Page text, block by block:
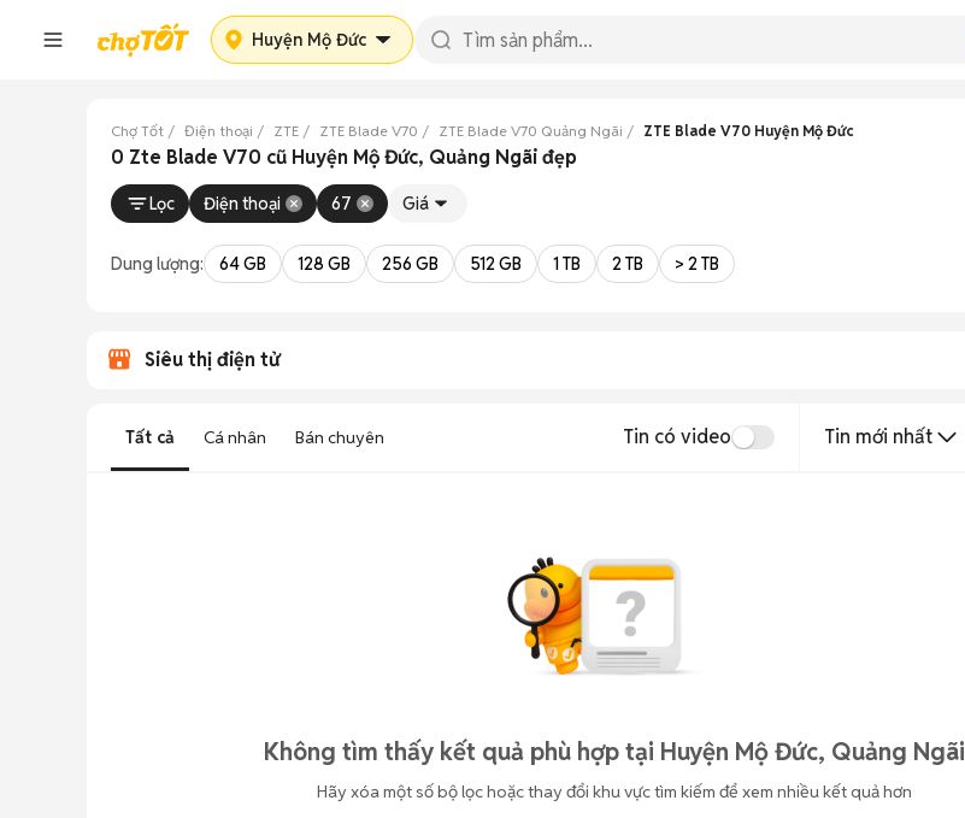
Huyện Mộ Đức
Chợ Tốt Điện thoại ZTE ZTE Blade V70 ZTE Blade V70 Quảng Ngãi ZTE Blade V70 Huyện Mộ Đức
0 Zte Blade V70 cũ Huyện Mộ Đức, Quảng Ngãi đẹp
Lọc Điện thoại 67 Giá
Dung lượng: 64 GB 128 GB 256 GB 512 GB 1 TB 2 TB > 2 TB
Siêu thị điện tử
Tất cả Cá nhân Bán chuyên Tin có video Tin mới nhất
Không tìm thấy kết quả phù hợp tại Huyện Mộ Đức, Quảng Ngãi
Hãy xóa một số bộ lọc hoặc thay đổi khu vực tìm kiếm để xem nhiều kết quả hơn